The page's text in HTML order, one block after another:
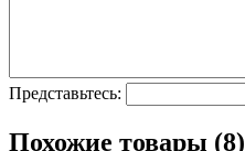
Представьтесь:
Похожие товары (8)